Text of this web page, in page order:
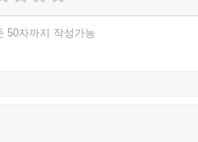
50자까지 작성가능